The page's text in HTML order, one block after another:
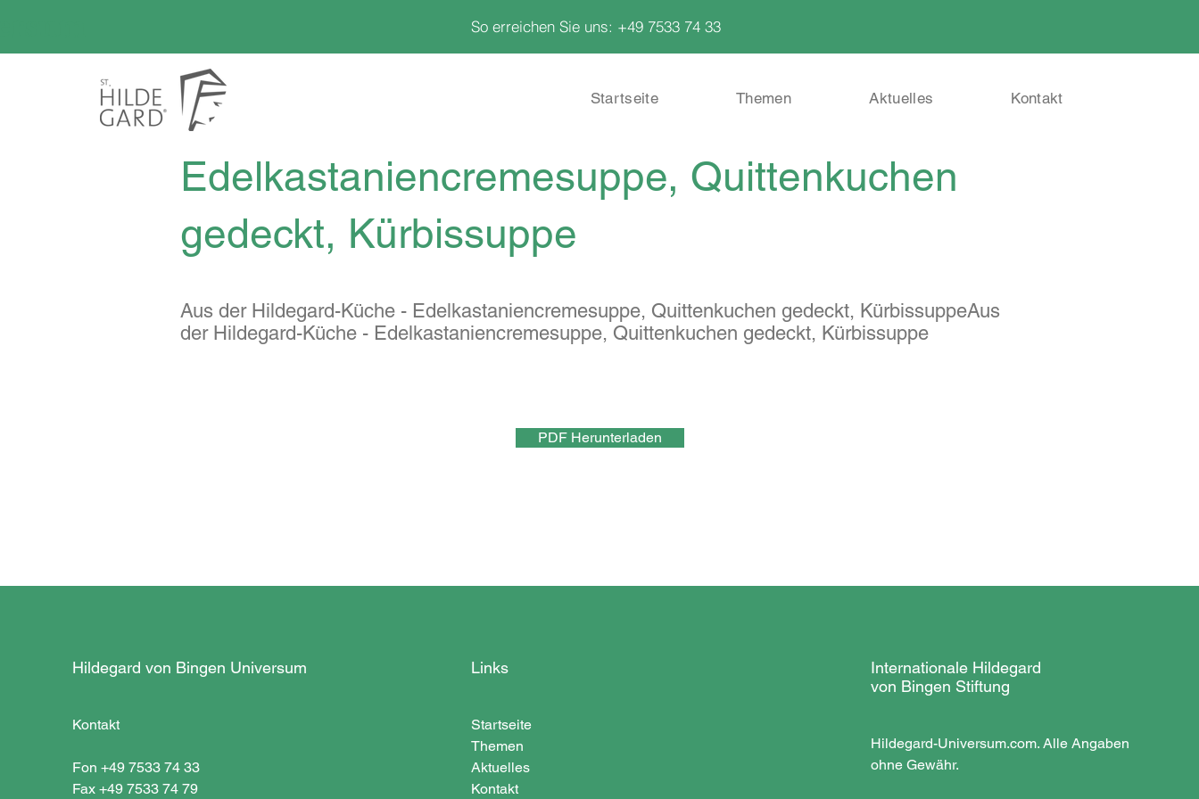
So erreichen Sie uns: +49 7533 74 33
Startseite Themen Aktuelles Kontakt
Edelkastaniencremesuppe, Quittenkuchen
gedeckt, Kürbissuppe
Aus der Hildegard-Küche - Edelkastaniencremesuppe, Quittenkuchen gedeckt, KürbissuppeAus
der Hildegard-Küche - Edelkastaniencremesuppe, Quittenkuchen gedeckt, Kürbissuppe
PDF Herunterladen
Hildegard von Bingen Universum
Kontakt
Fon +49 7533 74 33
Fax +49 7533 74 79
Links
Startseite
Themen
Aktuelles
Kontakt
Internationale Hildegard
von Bingen Stiftung
Hildegard-Universum.com. Alle Angaben
ohne Gewähr.